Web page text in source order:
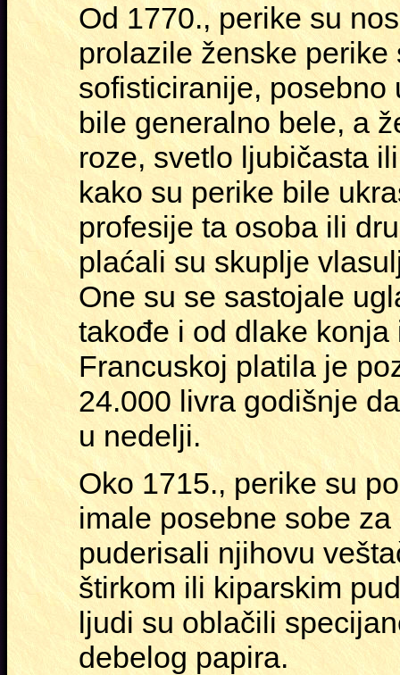
Od 1770., perike su
prolazile ženske
sofisticiranije, posebno
bile generalno bele, a
roze, svetlo ljubičasta
kako su perike bile
profesije ta osoba ili
plaćali su skuplje
One su se sastojale
takođe i od dlake
Francuskoj platila je
24.000 livra godišnje
u nedelji.
Oko 1715., perike su
imale posebne sobe za
puderisali njihovu
štirkom ili kiparskim
ljudi su oblačili
debelog papira.